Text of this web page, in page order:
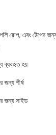
রোপ, এবং টেপের জন্য
ব্যবহৃত হয়
জন্য শীর্ষ
জন্য সাইড